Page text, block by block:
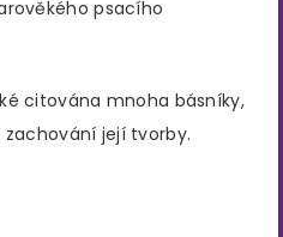
psacího
citována mnoha básníky,
její tvorby.